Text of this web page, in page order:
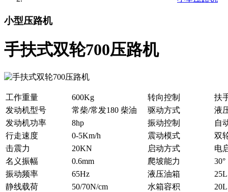
小型压路机
手扶式双轮700压路机
工作重量 600Kg 转向控制
扶
发动机型号
常柴/常发180 柴油 驱动方式
液
发动机功率
8hp 振动控制
自
行走速度
0-5Km/h 震动模式
双
击震力
20KN 启动方式
电
名义振幅
0.6mm 爬坡能力
30°
振动频率
65Hz 液压油箱
25L
静线载荷
50/70N/cm 水箱容积
20L